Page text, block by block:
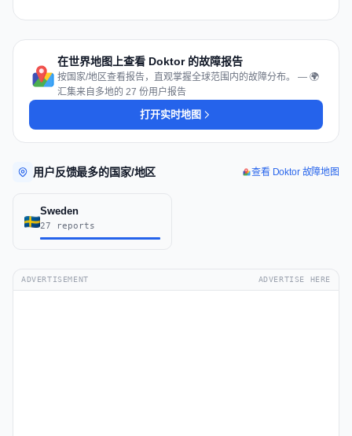
在世界地图上查看 Doktor 的故障报告
按国家/地区查看报告，直观掌握全球范围内的故障分布。 — 🌍
汇集来自多地的 27 份用户报告
打开实时地图
用户反馈最多的国家/地区 查看 Doktor 故障地图
Sweden
27 reports
ADVERTISEMENT ADVERTISE HERE